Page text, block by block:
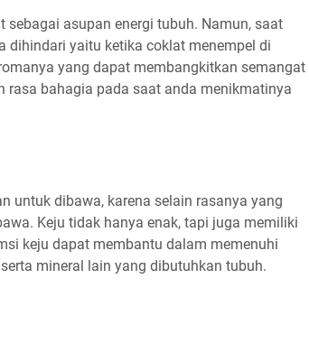
asupan energi tubuh. Namun, saat
yaitu ketika coklat menempel di
yang dapat membangkitkan semangat
rasa bahagia pada saat anda menikmatinya
untuk dibawa, karena selain rasanya yang
Keju tidak hanya enak, tapi juga memiliki
keju dapat membantu dalam memenuhi
mineral lain yang dibutuhkan tubuh.